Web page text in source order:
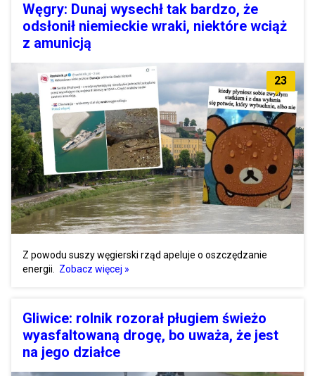
Węgry: Dunaj wysechł tak bardzo, że
odsłonił niemieckie wraki, niektóre wciąż
z amunicją
23
Z powodu suszy węgierski rząd apeluje o oszczędzanie
energii.
Zobacz więcej »
Gliwice: rolnik rozorał pługiem świeżo
wyasfaltowaną drogę, bo uważa, że jest
na jego działce